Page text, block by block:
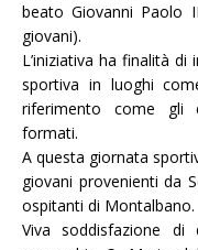
beato Giovanni Paolo
giovani).
L’iniziativa ha finalità di
sportiva in luoghi
riferimento come gli
formati.
A questa giornata
giovani provenienti da
ospitanti di Montalbano.
Viva soddisfazione di